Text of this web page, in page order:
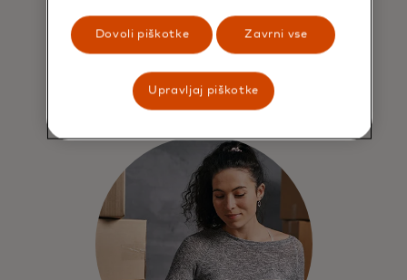
za notranjo poslovno inteligenco.
Dovoli piškotke Zavrni vse
Upravljaj piškotke